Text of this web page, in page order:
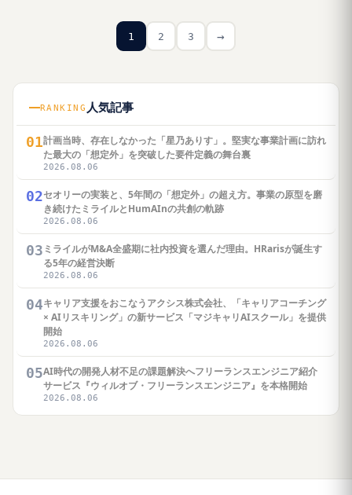
1 2 3 →
RANKING 人気記事
01計画当時、存在しなかった「星乃ありす」。堅実な事業計画に訪れ
た最大の「想定外」を突破した要件定義の舞台裏
2026.08.06
02セオリーの実装と、5年間の「想定外」の超え方。事業の原型を磨
き続けたミライルとHumAInの共創の軌跡
2026.08.06
03 ミライルがM&A全盛期に社内投資を選んだ理由。HRarisが誕生す
る5年の経営決断
2026.08.06
04キャリア支援をおこなうアクシス株式会社、「キャリアコーチング
× AIリスキリング」の新サービス「マジキャリAIスクール」を提供
開始
2026.08.06
05AI時代の開発人材不足の課題解決へフリーランスエンジニア紹介
サービス『ウィルオブ・フリーランスエンジニア』を本格開始
2026.08.06